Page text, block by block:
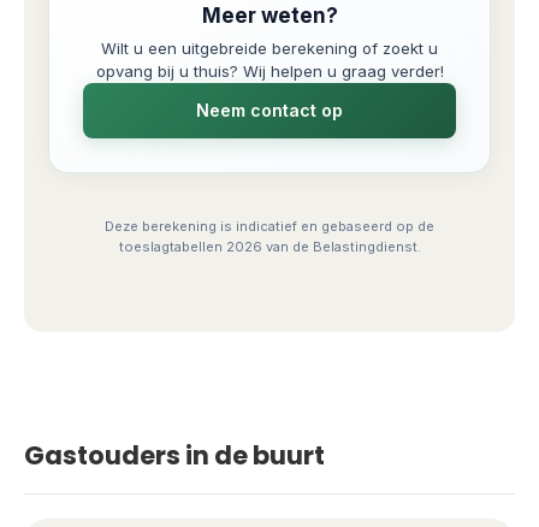
Meer weten?
Wilt u een uitgebreide berekening of zoekt u
opvang bij u thuis? Wij helpen u graag verder!
Neem contact op
Deze berekening is indicatief en gebaseerd op de
toeslagtabellen 2026 van de Belastingdienst.
Gastouders in de buurt